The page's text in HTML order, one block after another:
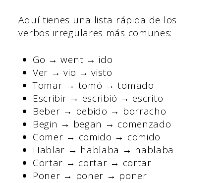
Aquí tienes una lista rápida de los
verbos irregulares más comunes:
Go → went → ido
Ver → vio → visto
Tomar → tomó → tomado
Escribir → escribió → escrito
Beber → bebido → borracho
Begin → began → comenzado
Comer → comido → comido
Hablar → hablaba → hablaba
Cortar → cortar → cortar
Poner → poner → poner